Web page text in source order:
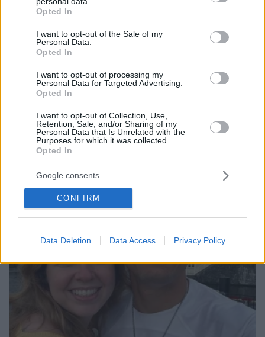
grant or deny consent to Google and its third-party tags to
use your data for below specified purposes in below Google
consent section.
Opted In
I want to opt-out of the Sale of my
Personal Data.
Opted In
I want to opt-out of processing my
Personal Data for Targeted Advertising.
Opted In
I want to opt-out of Collection, Use,
Retention, Sale, and/or Sharing of my
Personal Data that Is Unrelated with the
Purposes for which it was collected.
Opted In
Google consents
CONFIRM
Data Deletion Data Access Privacy Policy
Παναθηναϊκού», βίντεο
Αυτά είναι τα σημάδια που δείχνουν ότι ο σκύλος σας
είναι παραμελημένος
ΔΕΙΤΕ ΟΛΕΣ ΤΙΣ ΕΙΔΗΣΕΙΣ
ΤΑ ΠΙΟ ΔΗΜΟΦΙΛΗ